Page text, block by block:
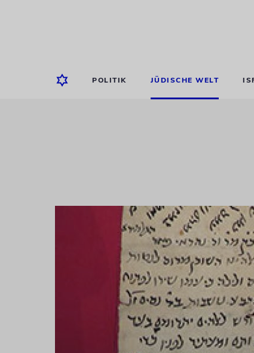
POLITIK JÜDISCHE WELT